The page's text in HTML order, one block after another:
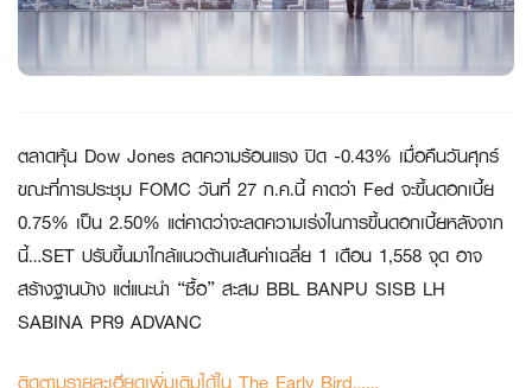
ตลาดหุ้น Dow Jones ลดความร้อนแรง ปิด -0.43% เมื่อคืนวันศุกร์
ขณะที่การประชุม FOMC วันที่ 27 ก.ค.นี้ คาดว่า Fed จะขึ้นดอกเบี้ย
0.75% เป็น 2.50% แต่คาดว่าจะลดความเร่งในการขึ้นดอกเบี้ยหลังจาก
นี้…SET ปรับขึ้นมาใกล้แนวต้านเส้นค่าเฉลี่ย 1 เดือน 1,558 จุด อาจ
สร้างฐานบ้าง แต่แนะนำ “ซื้อ” สะสม BBL BANPU SISB LH
SABINA PR9 ADVANC